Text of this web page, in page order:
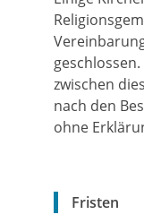
zwischen
nach den
ohne
Fristen